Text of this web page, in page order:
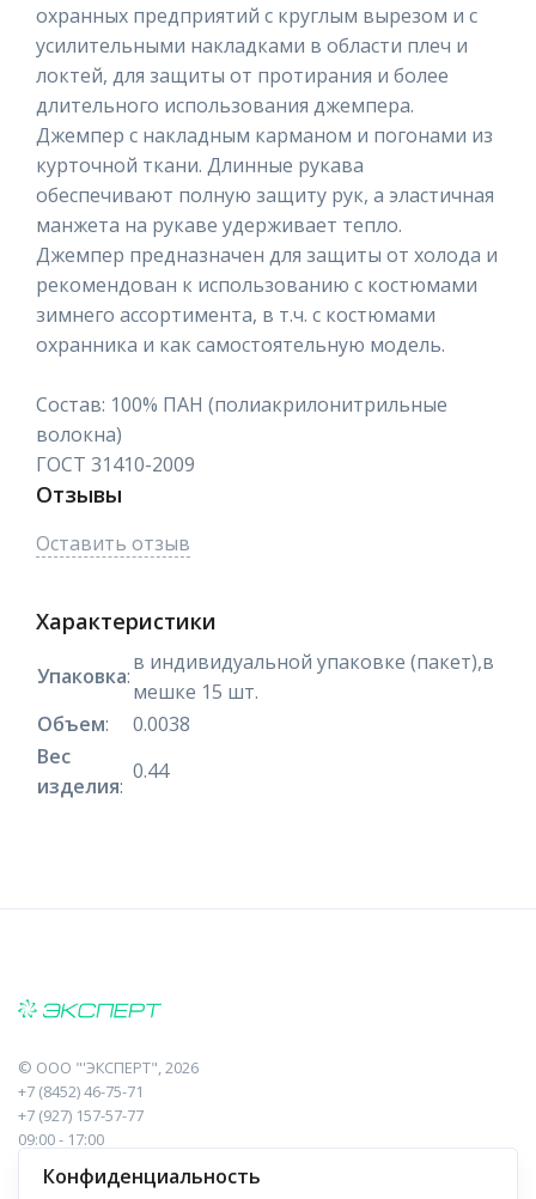
охранных предприятий с круглым вырезом и с
усилительными накладками в области плеч и
локтей, для защиты от протирания и более
длительного использования джемпера.
Джемпер с накладным карманом и погонами из
курточной ткани. Длинные рукава
обеспечивают полную защиту рук, а эластичная
манжета на рукаве удерживает тепло.
Джемпер предназначен для защиты от холода и
рекомендован к использованию с костюмами
зимнего ассортимента, в т.ч. с костюмами
охранника и как самостоятельную модель.
Состав: 100% ПАН (полиакрилонитрильные
волокна)
ГОСТ 31410-2009
Отзывы
Оставить отзыв
Характеристики
Упаковка:
в индивидуальной упаковке (пакет),в
мешке 15 шт.
Объем:
0.0038
Вес
изделия:
0.44
© ООО "'ЭКСПЕРТ", 2026
+7 (8452) 46-75-71
+7 (927) 157-57-77
09:00 - 17:00
410017, Саратов, Пугачева, 10 к1, оф.23
Конфиденциальность